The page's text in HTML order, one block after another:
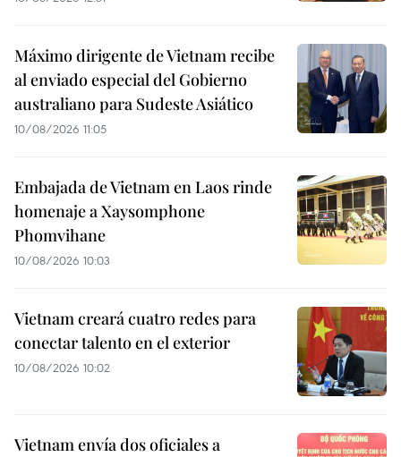
Máximo dirigente de Vietnam recibe
al enviado especial del Gobierno
australiano para Sudeste Asiático
10/08/2026 11:05
Embajada de Vietnam en Laos rinde
homenaje a Xaysomphone
Phomvihane
10/08/2026 10:03
Vietnam creará cuatro redes para
conectar talento en el exterior
10/08/2026 10:02
Vietnam envía dos oficiales a